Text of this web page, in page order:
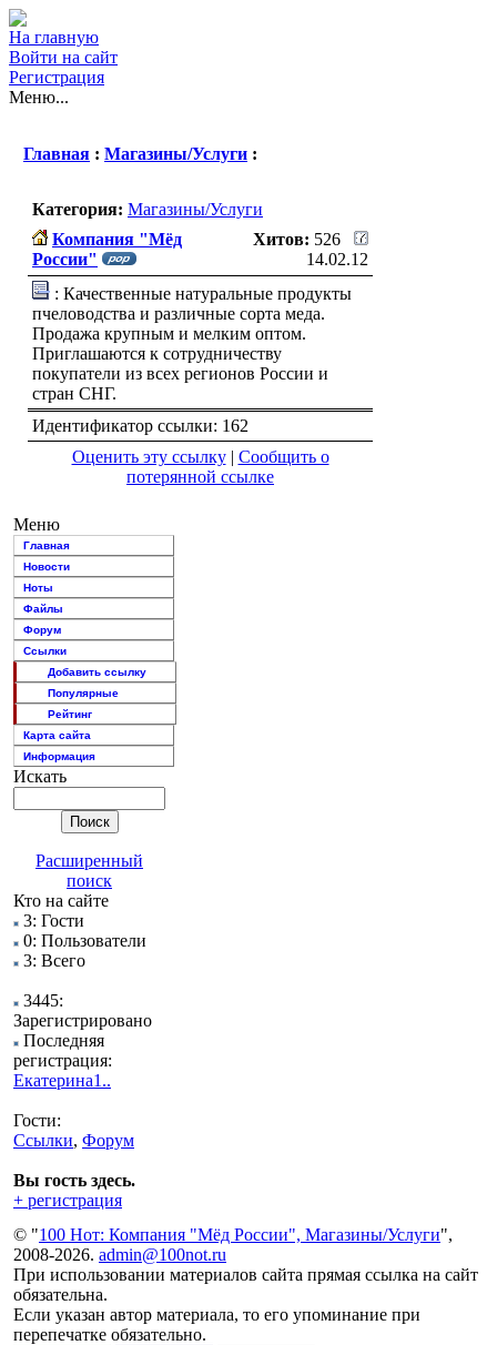
На главную
Войти на сайт
Регистрация
Меню...
Главная : Магазины/Услуги :
Категория: Магазины/Услуги
Компания "Мёд
России"
Хитов: 526
14.02.12
: Качественные натуральные продукты
пчеловодства и различные сорта меда.
Продажа крупным и мелким оптом.
Приглашаются к сотрудничеству
покупатели из всех регионов России и
стран СНГ.
Идентификатор ссылки: 162
Оценить эту ссылку| Сообщить о
потерянной ссылке
Меню
Главная
Новости
Ноты
Файлы
Форум
Ссылки
Добавить ссылку
Популярные
Рейтинг
Карта сайта
Информация
Искать
Расширенный
поиск
Кто на сайте
3: Гости
0: Пользователи
3: Всего
3445:
Зарегистрировано
Последняя
регистрация:
Екатерина1..
Гости:
Ссылки, Форум
Вы гость здесь.
+ регистрация
© "100 Нот: Компания "Мёд России", Магазины/Услуги",
2008-2026. admin@100not.ru
При использовании материалов сайта прямая ссылка на сайт
обязательна.
Если указан автор материала, то его упоминание при
перепечатке обязательно.